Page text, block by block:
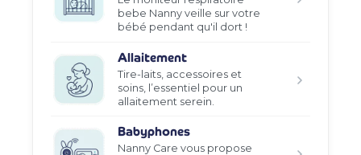
bebe Nanny veille sur votre
bébé pendant qu'il dort !
Allaitement
Tire-laits, accessoires et
soins, l’essentiel pour un
allaitement serein.
Babyphones
Nanny Care vous propose